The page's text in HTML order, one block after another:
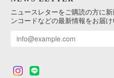
ニュースレターをご購読の方に
ンコードなどの最新情報をお届け